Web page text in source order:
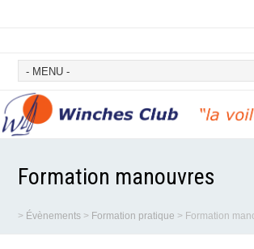
Formation manouvres
> Évènements > Formation pratique > Formation